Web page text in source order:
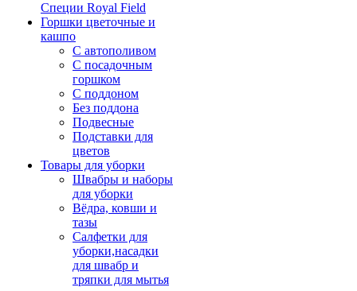
Специи Royal Field
Горшки цветочные и
кашпо
С автополивом
С посадочным
горшком
С поддоном
Без поддона
Подвесные
Подставки для
цветов
Товары для уборки
Швабры и наборы
для уборки
Вёдра, ковши и
тазы
Салфетки для
уборки,насадки
для швабр и
тряпки для мытья